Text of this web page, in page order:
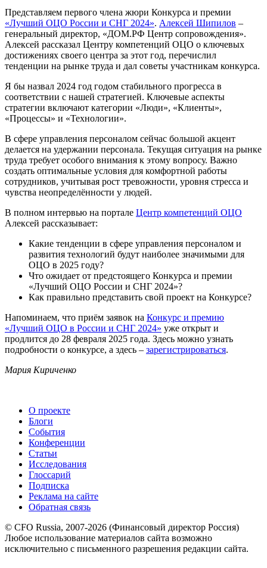
Представляем первого члена жюри Конкурса и премии
«Лучший ОЦО России и СНГ 2024». Алексей Шипилов –
генеральный директор, «ДОМ.РФ Центр сопровождения».
Алексей рассказал Центру компетенций ОЦО о ключевых
достижениях своего центра за этот год, перечислил
тенденции на рынке труда и дал советы участникам конкурса.
Я бы назвал 2024 год годом стабильного прогресса в
соответствии с нашей стратегией. Ключевые аспекты
стратегии включают категории «Люди», «Клиенты»,
«Процессы» и «Технологии».
В сфере управления персоналом сейчас большой акцент
делается на удержании персонала. Текущая ситуация на рынке
труда требует особого внимания к этому вопросу. Важно
создать оптимальные условия для комфортной работы
сотрудников, учитывая рост тревожности, уровня стресса и
чувства неопределённости у людей.
В полном интервью на портале Центр компетенций ОЦО
Алексей рассказывает:
Какие тенденции в сфере управления персоналом и
развития технологий будут наиболее значимыми для
ОЦО в 2025 году?
Что ожидает от предстоящего Конкурса и премии
«Лучший ОЦО России и СНГ 2024»?
Как правильно представить свой проект на Конкурсе?
Напоминаем, что приём заявок на Конкурс и премию
«Лучший ОЦО в России и СНГ 2024» уже открыт и
продлится до 28 февраля 2025 года. Здесь можно узнать
подробности о конкурсе, а здесь – зарегистрироваться.
Мария Кириченко
О проекте
Блоги
События
Конференции
Статьи
Исследования
Глоссарий
Подписка
Реклама на сайте
Обратная связь
© CFO Russia, 2007-2026 (Финансовый директор Россия)
Любое использование материалов сайта возможно
исключительно с письменного разрешения редакции сайта.